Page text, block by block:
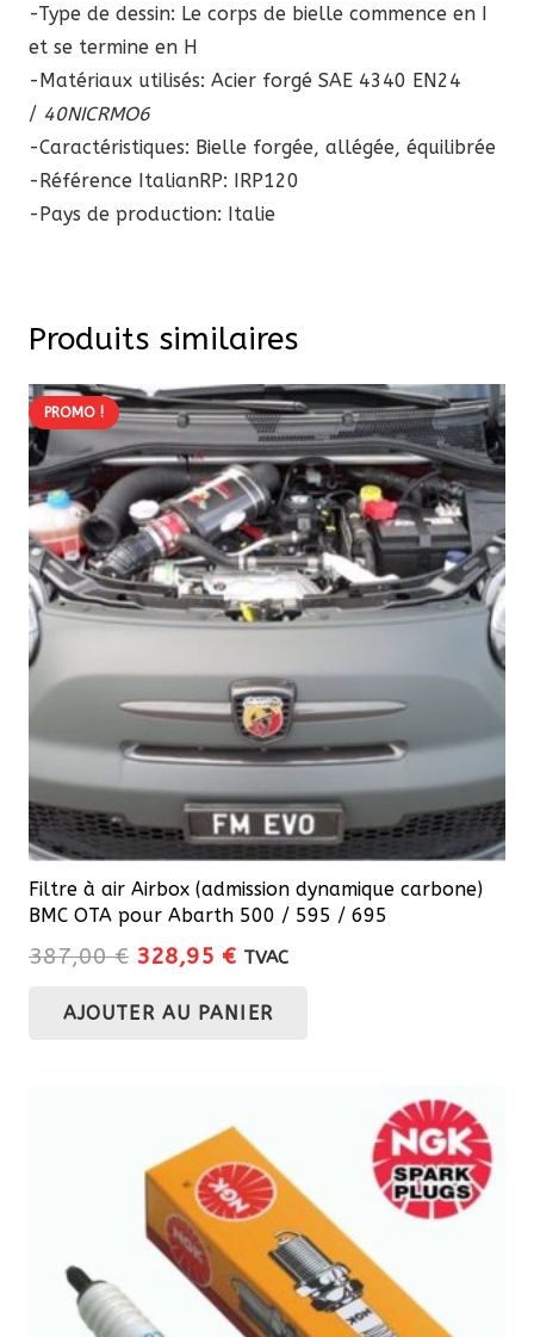
-Type de dessin: Le corps de bielle commence en I
et se termine en H
-Matériaux utilisés: Acier forgé SAE 4340 EN24
/ 40NICRMO6
-Caractéristiques: Bielle forgée, allégée, équilibrée
-Référence ItalianRP: IRP120
-Pays de production: Italie
Produits similaires
PROMO !
Filtre à air Airbox (admission dynamique carbone)
BMC OTA pour Abarth 500 / 595 / 695
387,00€ Le
initial
328,95 €Le
actuel
TVAC
AJOUTER AU PANIER